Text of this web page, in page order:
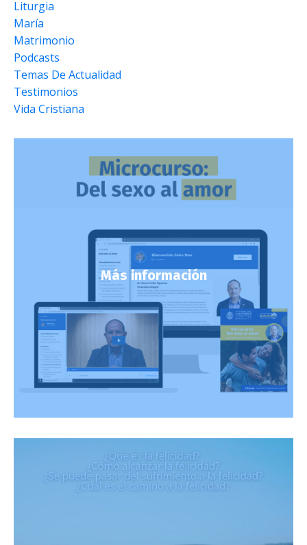
Liturgia
María
Matrimonio
Podcasts
Temas De Actualidad
Testimonios
Vida Cristiana
Más información